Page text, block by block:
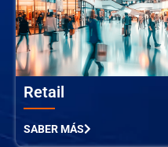
Retail
SABER MÁS